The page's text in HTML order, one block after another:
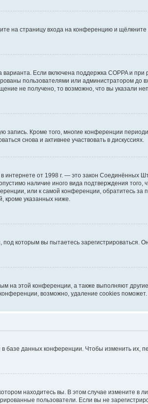
на страницу входа на конференцию и щёлкните
Если включена поддержка COPPA и
пользователями или администратором до
не получено, то возможно, что вы указали
запись. Кроме того, многие конференции
снова и активнее участвовать в дискуссиях.
интернете от 1998 г. — это закон Соединённых
наличие иного вида подтверждения
или к самой конференции, обратитесь
кроме указанных ниже.
которым вы пытаетесь зарегистрироваться.
на этой конференции, а также выполняют
возможно, удаление cookies поможет.
в базе данных конференции. Чтобы изменить их,
находитесь вы. В этом случае измените в
пользователи. Если вы не